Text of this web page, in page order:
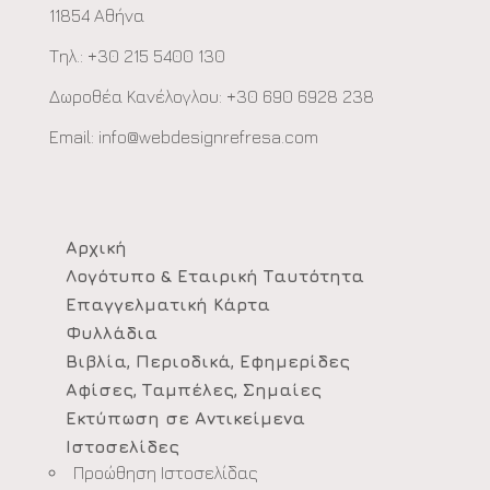
11854 Αθήνα
Τηλ.: +30 215 5400 130
Δωροθέα Κανέλογλου: +30 690 6928 238
Email: info@webdesignrefresa.com
Αρχική
Λογότυπο & Εταιρική Ταυτότητα
Επαγγελματική Κάρτα
Φυλλάδια
Βιβλία, Περιοδικά, Εφημερίδες
Αφίσες, Ταμπέλες, Σημαίες
Εκτύπωση σε Αντικείμενα
Ιστοσελίδες
Προώθηση Ιστοσελίδας